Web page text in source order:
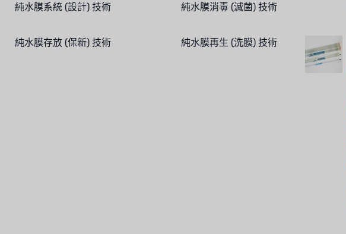
純水膜系統 (設計) 技術 純水膜消毒 (滅菌) 技術
純水膜存放 (保新) 技術 純水膜再生 (洗膜) 技術